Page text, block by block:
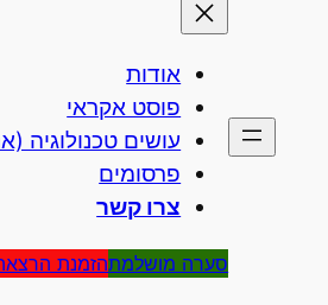
אודות
פוסט אקראי
עושים טכנולוגיה
פרסומים
צרו קשר
סערה מושלמתהזמנת